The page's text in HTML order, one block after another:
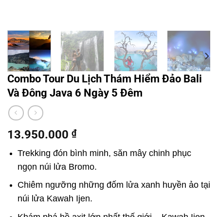
Combo Tour Du Lịch Thám Hiểm Đảo Bali
Và Đông Java 6 Ngày 5 Đêm
13.950.000 ₫
Trekking đón bình minh, săn mây chinh phục
ngọn núi lửa Bromo.
Chiêm ngưỡng những đốm lửa xanh huyền ảo tại
núi lửa Kawah Ijen.